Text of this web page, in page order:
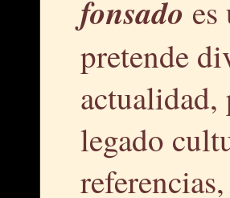
fonsado
pretende
actualidad,
legado